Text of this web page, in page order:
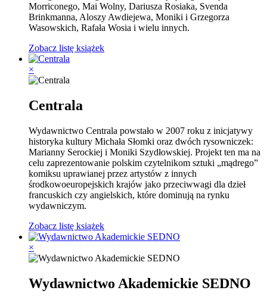
Morriconego, Mai Wolny, Dariusza Rosiaka, Svenda
Brinkmanna, Aloszy Awdiejewa, Moniki i Grzegorza
Wasowskich, Rafała Wosia i wielu innych.
Zobacz listę książek
×
Centrala
Wydawnictwo Centrala powstało w 2007 roku z inicjatywy
historyka kultury Michała Słomki oraz dwóch rysowniczek:
Marianny Serockiej i Moniki Szydłowskiej. Projekt ten ma na
celu zaprezentowanie polskim czytelnikom sztuki „mądrego”
komiksu uprawianej przez artystów z innych
środkowoeuropejskich krajów jako przeciwwagi dla dzieł
francuskich czy angielskich, które dominują na rynku
wydawniczym.
Zobacz listę książek
×
Wydawnictwo Akademickie SEDNO